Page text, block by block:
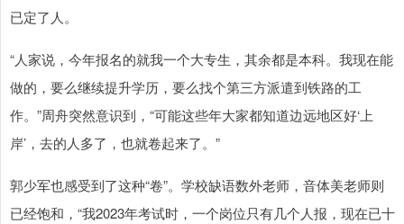
已定了人。
“人家说，今年报名的就我一个大专生，其余都是本科。我现在能
做的，要么继续提升学历，要么找个第三方派遣到铁路的工
作。”周舟突然意识到，“可能这些年大家都知道边远地区好‘上
岸’，去的人多了，也就卷起来了。”
郭少军也感受到了这种“卷”。学校缺语数外老师，音体美老师则
已经饱和，“我2023年考试时，一个岗位只有几个人报，现在已十